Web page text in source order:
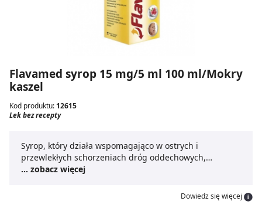
Flavamed syrop 15 mg/5 ml 100 ml/Mokry
kaszel
Kod produktu: 12615
Lek bez recepty
Syrop, który działa wspomagająco w ostrych i
przewlekłych schorzeniach dróg oddechowych,
przebiegających z utrudnieniem odkrztuszania gęstej
... zobacz więcej
Dowiedz się więcej